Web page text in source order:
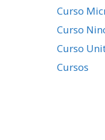
Curso
Curso
Curso
Cursos